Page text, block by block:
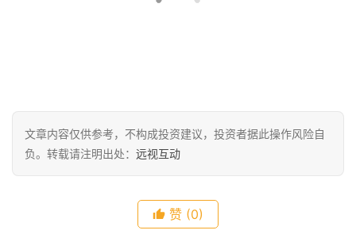
文章内容仅供参考，不构成投资建议，投资者据此操作风险自
负。转载请注明出处： 远视互动
赞 (0)